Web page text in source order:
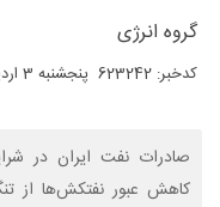
گروه انرژی
کدخبر: 623242 پنجشنبه 3 اردیبهشت 1405
صادرات نفت ایران در
کاهش عبور نفتکش‌ها از